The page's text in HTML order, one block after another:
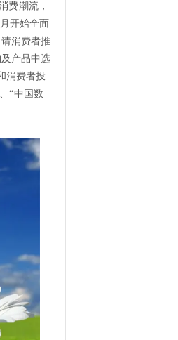
费潮流，
开始全面
消费者推
产品中选
消费者投
“中国数